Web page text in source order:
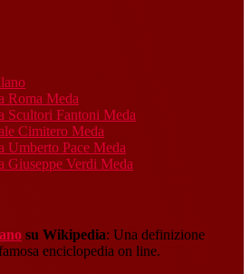
Roma Meda
Scultori Fantoni Meda
Cimitero Meda
Umberto Pace Meda
Giuseppe Verdi Meda
su Wikipedia: Una definizione
enciclopedia on line.